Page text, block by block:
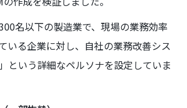
名以下の製造業で、現場の業務効率
いる企業に対し、自社の業務改善シス
という詳細なペルソナを設定していま